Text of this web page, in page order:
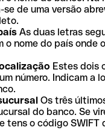
de uma versão
As duas letras
o nome do país onde
Estes dois
número. Indicam a
Os três
do banco. Se
tens o código SWIFT